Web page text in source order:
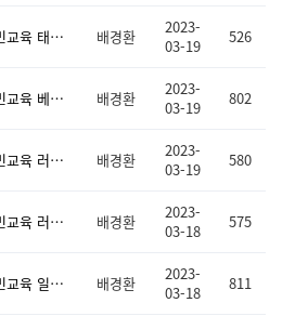
동아시아시민교육 태국어 중급 수업동영상 및 교수·학습자료 배경환
2023-
03-19
526
동아시아시민교육 베트남어 중급 수업동영상 및 교수·학습자료 배경환
2023-
03-19
802
동아시아시민교육 러시아어 중급 수업동영상 및 교수·학습자료(9-16차시) 배경환
2023-
03-19
580
동아시아시민교육 러시아어 중급 수업동영상 및 교수·학습자료(1-8차시) 배경환
2023-
03-18
575
동아시아시민교육 일본어 중급 수업동영상 및 교수·학습자료 배경환
2023-
03-18
811